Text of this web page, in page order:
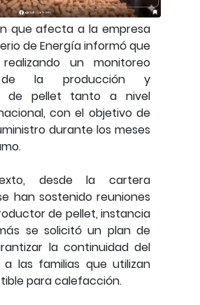
que afecta a la empresa
de Energía informó que
un monitoreo
de la producción y
de pellet tanto a nivel
con el objetivo de
durante los meses
desde la cartera
han sostenido reuniones
de pellet, instancia
se solicitó un plan de
la continuidad del
a las familias que utilizan
para calefacción.